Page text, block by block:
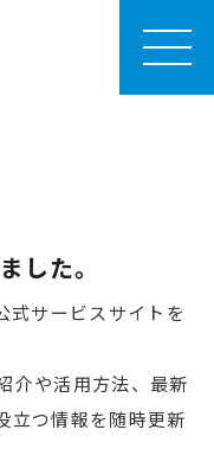
MEN
U
した。
式サービスサイトを
介や活用方法、最新
立つ情報を随時更新